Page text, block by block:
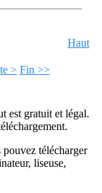
Haut
> Fin >>
est gratuit et légal.
télécharger
liseuse,